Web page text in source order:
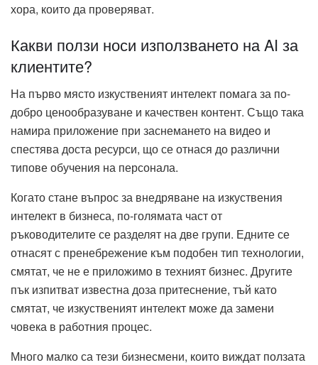
хора, които да проверяват.
Какви ползи носи използването на AI за
клиентите?
На първо място изкуственият интелект помага за по-
добро ценообразуване и качествен контент. Също така
намира приложение при заснемането на видео и
спестява доста ресурси, що се отнася до различни
типове обучения на персонала.
Когато стане въпрос за внедряване на изкуствения
интелект в бизнеса, по-голямата част от
ръководителите се разделят на две групи. Едните се
отнасят с пренебрежение към подобен тип технологии,
смятат, че не е приложимо в техният бизнес. Другите
пък изпитват известна доза притеснение, тъй като
смятат, че изкуственият интелект може да замени
човека в работния процес.
Много малко са тези бизнесмени, които виждат ползата